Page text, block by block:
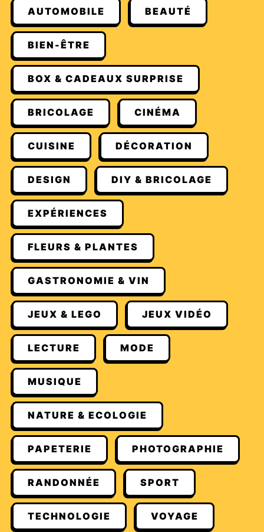
AUTOMOBILE BEAUTÉ
BIEN-ÊTRE
BOX & CADEAUX SURPRISE
BRICOLAGE CINÉMA
CUISINE DÉCORATION
DESIGN DIY & BRICOLAGE
EXPÉRIENCES
FLEURS & PLANTES
GASTRONOMIE & VIN
JEUX & LEGO JEUX VIDÉO
LECTURE MODE
MUSIQUE
NATURE & ECOLOGIE
PAPETERIE PHOTOGRAPHIE
RANDONNÉE SPORT
TECHNOLOGIE VOYAGE